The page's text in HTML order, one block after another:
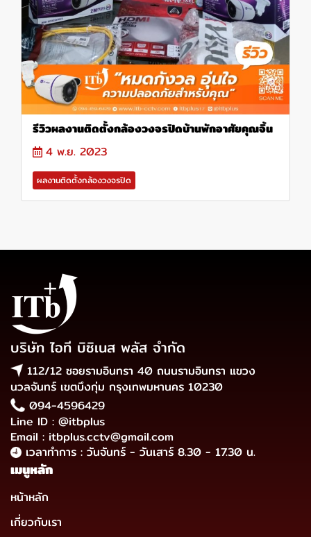
รีวิวผลงานติดตั้งกล้องวงจรปิดบ้านพักอาศัยคุณจิ้น
4 พ.ย. 2023
ผลงานติดตั้งกล้องวงจรปิด
บริษัท ไอที บิซิเนส พลัส จำกัด
112/12 ซอยรามอินทรา 40 ถนนรามอินทรา แขวง
นวลจันทร์ เขตบึงกุ่ม กรุงเทพมหานคร 10230
094-4596429
Line ID : @itbplus
Email : itbplus.cctv@gmail.com
เวลาทำการ : วันจันทร์ - วันเสาร์ 8.30 - 17.30 น.
เมนูหลัก
หน้าหลัก
เกี่ยวกับเรา